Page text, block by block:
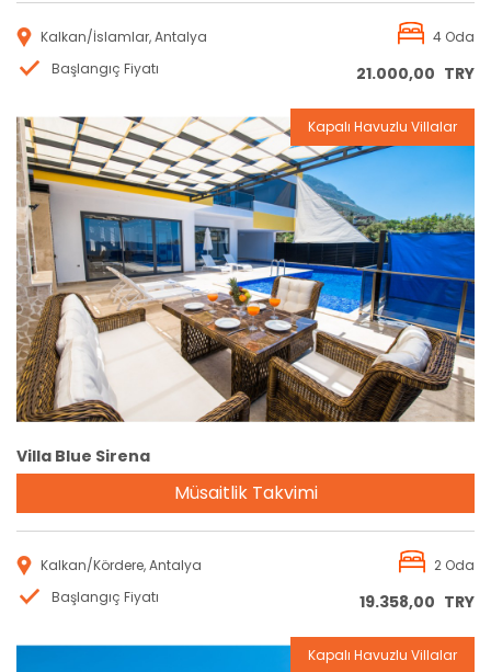
Kalkan/İslamlar, Antalya
4 Oda
Başlangıç Fiyatı
21.000,00 TRY
Rezervasyon
Kapalı Havuzlu Villalar
Villa Blue Sirena
Müsaitlik Takvimi
Kalkan/Kördere, Antalya
2 Oda
Başlangıç Fiyatı
19.358,00 TRY
Kapalı Havuzlu Villalar